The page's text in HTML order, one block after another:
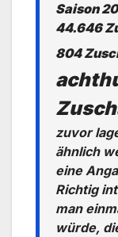
Saison
44.646
804
zuvor
ähnlich
eine
Richtig
man
würde,